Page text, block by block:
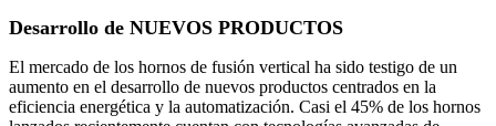
Desarrollo de NUEVOS PRODUCTOS
El mercado de los hornos de fusión vertical ha sido testigo de un
aumento en el desarrollo de nuevos productos centrados en la
eficiencia energética y la automatización. Casi el 45% de los hornos